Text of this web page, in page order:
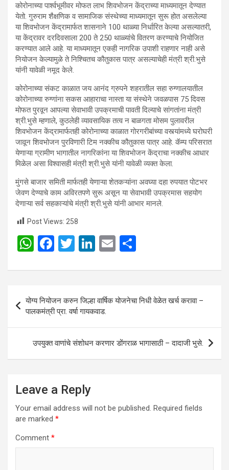
कोरोनाच्या पार्श्वभूमीवर मोफत लाभ शिवभोजन केंद्राच्या माध्यमातून देण्यात
येतो. गुरुराम शैक्षणिक व सामाजिक संस्थेच्या माध्यमातून सुरू होत असलेल्या
या शिवभोजन केंद्रामार्फत शासनाने 100 थाळ्या निर्धारित केल्या असल्यातरी,
या केंद्रावर दरदिवसाला 200 ते 250 थाळ्यांचे वितरण करण्याचे नियोजित
करण्यात आले आहे. या माध्यमातून एकही नागरिक उपाशी राहणार नाही असे
नियोजन केल्यामुळे ते निश्चितच कौतुकास पात्र असल्याचेही मंत्री श्री.भुसे
यांनी यावेळी नमूद केले.
कोरोनाच्या संकट काळात जय आनंद ग्रुपने शहरातील सहा रुग्णालयातील
कोरोनाच्या रुग्णांना सकस आहाराचा नास्ता या संस्थेने जवळपास 75 दिवस
मोफत पुरवून आपल्या सेवाभावी उपक्रमाची पावती दिल्याचे सांगतांना मंत्री
श्री.भुसे म्हणाले, कुठलेही व्यावसायिक तत्व न बाळगता मोसम पुलावरील
शिवभोजन केंद्रामार्फतही कोरोनाच्या काळात गोरगरीबांच्या वस्त्यांमध्ये घरोघरी
जावून शिवभोजन पुरविणारी टिम नक्कीच कौतुकास पात्र आहे. कॅम्प परिसरात
येणाऱ्या ग्रामीण भागातील नागरिकांना या शिवभोजन केंद्राचा नक्कीच आधार
मिळेल असा विश्वासही मंत्री श्री.भुसे यांनी यावेळी व्यक्त केला.
मुंगसे बाजार समिती मार्फतही येणाऱ्या शेतकऱ्यांना अवघ्या दहा रुपयात पोटभर
जेवण देण्याचे काम अविरतपणे सुरू असून या सेवाभावी उपक्रमास सहयोग
देणाऱ्या सर्व सहकाऱ्यांचे मंत्री श्री.भुसे यांनी आभार मानले.
Post Views: 258
W
at
s
A
p
p
F
ce
o
o
k
T
tt
er
Li
ke
dI
n
E
ail ar
e
Post
navigation
योग्य नियोजन करुन जिल्हा वार्षिक योजनेचा निधी वेळेत खर्च करावा –
पालकमंत्री प्रा. वर्षा गायकवाड.
उपयुक्त वाणांचे संशोधन करणार डोंगराळ भागासाठी – दादाजी भुसे.
Leave a Reply
Your email address will not be published. Required fields
are marked *
Comment *